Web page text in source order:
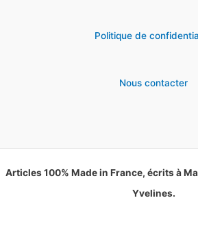
Politique de
Nous contacter
Articles 100% Made in France, écrits à
Yvelines.